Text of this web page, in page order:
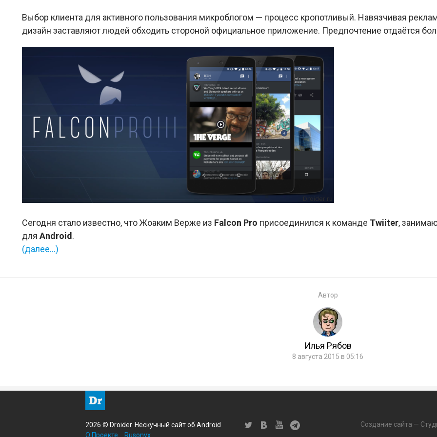
Выбор клиента для активного пользования микроблогом — процесс кропотливый. Навязчивая
дизайн заставляют людей обходить стороной официальное приложение. Предпочтение отдаётся
Сегодня стало известно, что Жоаким Верже из Falcon Pro присоединился к команде Twiiter,
для Android .
(далее…)
Автор
Илья Рябов
8 августа 2015 в 05:16
2026 © Droider. Нескучный сайт об Android
О Проекте
Rusonyx
Создание сайта —